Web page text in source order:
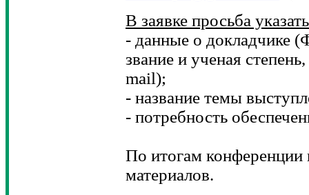
В заявке просьба
- данные о докладчике
звание и ученая
mail);
- название темы
- потребность
По итогам конференции
материалов.